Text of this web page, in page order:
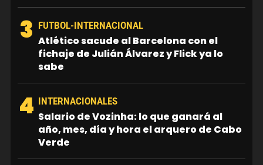
3 FUTBOL-INTERNACIONAL
Atlético sacude al Barcelona con el
fichaje de Julián Álvarez y Flick ya lo
sabe
4 INTERNACIONALES
Salario de Vozinha: lo que ganará al
año, mes, día y hora el arquero de Cabo
Verde